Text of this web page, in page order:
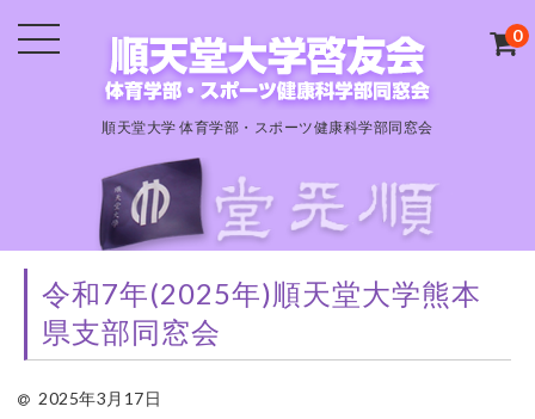
順天堂大学 体育学部・スポーツ健康科学部同窓会
0
令和7年(2025年)順天堂大学熊本
県支部同窓会
2025年3月17日